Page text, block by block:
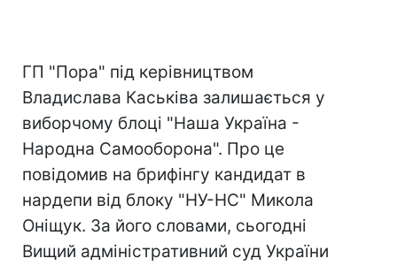
ГП "Пора" під керівництвом
Владислава Каськіва залишається у
виборчому блоці "Наша Україна -
Народна Самооборона". Про це
повідомив на брифінгу кандидат в
нардепи від блоку "НУ-НС" Микола
Оніщук. За його словами, сьогодні
Вищий адміністративний суд України